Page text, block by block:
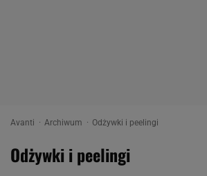
Avanti Archiwum Odżywki i peelingi
Odżywki i peelingi